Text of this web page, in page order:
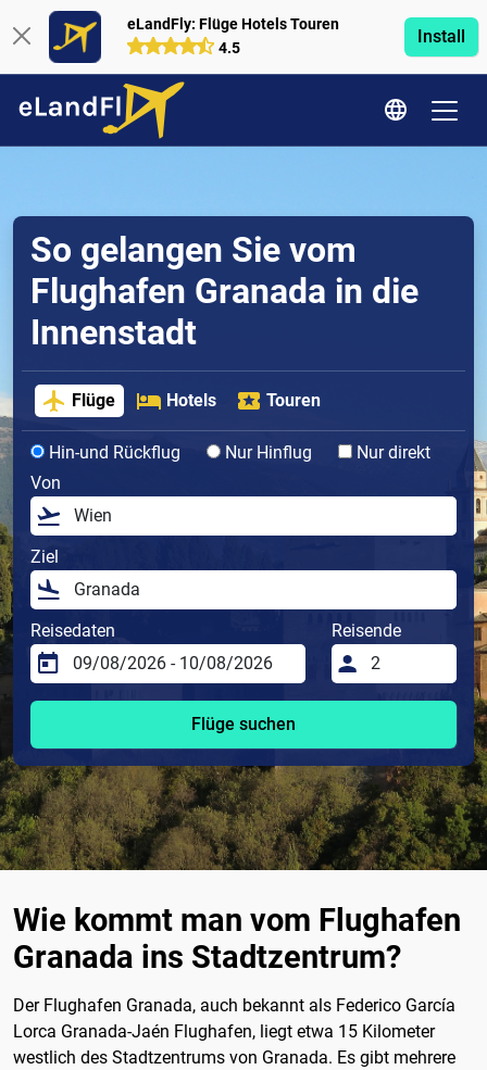
eLandFly: Flüge Hotels Touren
4.5
Install
So gelangen Sie vom
Flughafen Granada in die
Innenstadt
Flüge Hotels Touren
Hin-und Rückflug Nur Hinflug
Nur direkt
Von
Ziel
Reisedaten Reisende
Flüge suchen
Wie kommt man vom Flughafen
Granada ins Stadtzentrum?
Der Flughafen Granada, auch bekannt als Federico García
Lorca Granada-Jaén Flughafen, liegt etwa 15 Kilometer
westlich des Stadtzentrums von Granada. Es gibt mehrere